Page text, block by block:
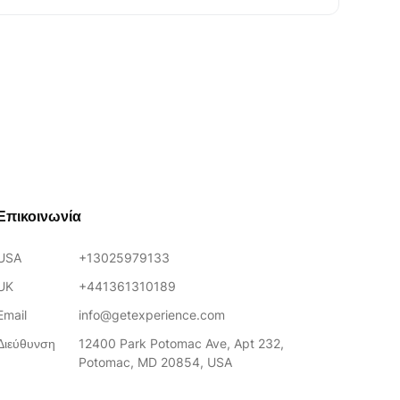
+13025979133
+441361310189
info@getexperience.com
12400 Park Potomac Ave, Apt 232,
Potomac, MD 20854, USA